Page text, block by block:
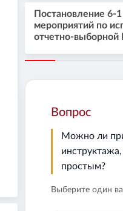
Постановление 6-
мероприятий по
отчетно-
Вопрос
Можно ли
простым?
Выберите один